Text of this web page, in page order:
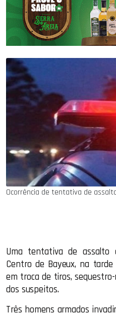
Ocorrência de tentativa de
Uma tentativa de
Centro de Bayeux, na
em troca de tiros,
dos suspeitos.
Três homens armados